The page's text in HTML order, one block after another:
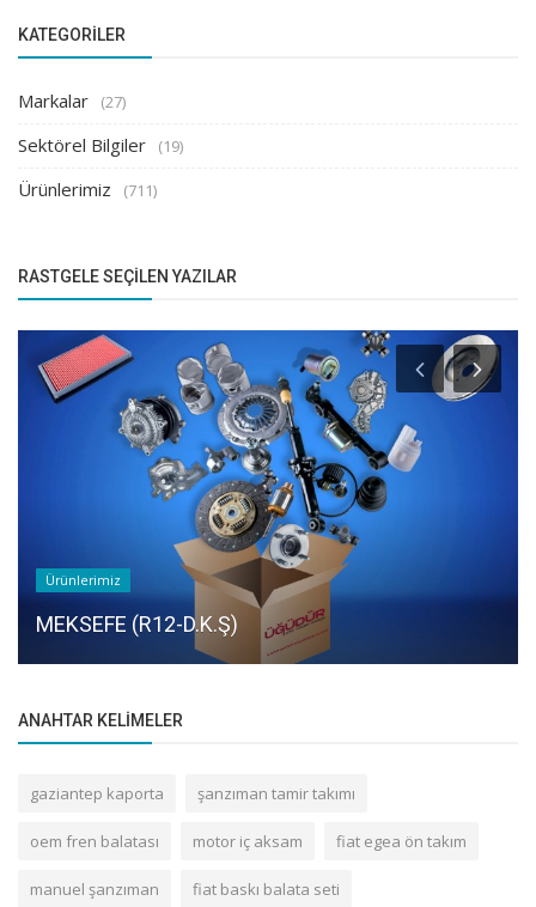
KATEGORILER
Markalar (27)
Sektörel Bilgiler (19)
Ürünlerimiz (711)
RASTGELE SEÇILEN YAZILAR
Ürünlerimiz
MEKSEFE (R12-D.K.Ş)
ANAHTAR KELIMELER
gaziantep kaporta şanzıman tamir takımı
oem fren balatası motor iç aksam fiat egea ön takım
manuel şanzıman fiat baskı balata seti